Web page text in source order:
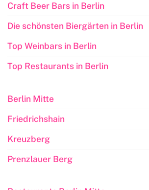
Craft Beer Bars in Berlin
Die schönsten Biergärten in Berlin
Top Weinbars in Berlin
Top Restaurants in Berlin
Berlin Mitte
Friedrichshain
Kreuzberg
Prenzlauer Berg